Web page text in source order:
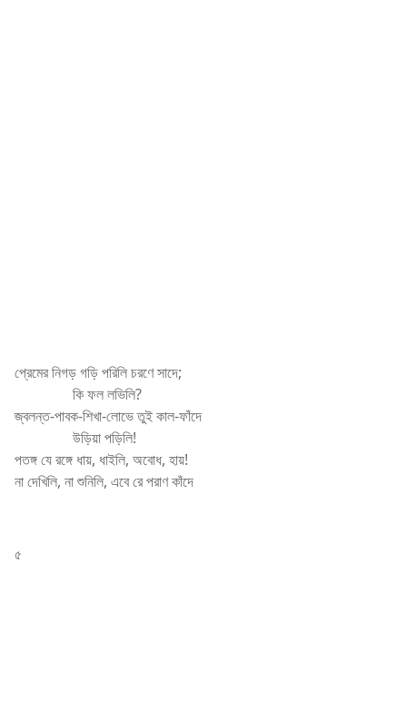
প্রেমের নিগড় গড়ি পরিলি চরণেসাদে;
কি ফল লভিলি?
জ্বলন্ত-পাবক-শিখা-লোভে তুই কাল-ফাঁদে
উড়িয়া পড়িলি!
পতঙ্গ যে রঙ্গে ধায়, ধাইলি, অবোধ, হায়!
না দেখিলি, না শুনিলি, এবে রে পরাণ কাঁদে
৫